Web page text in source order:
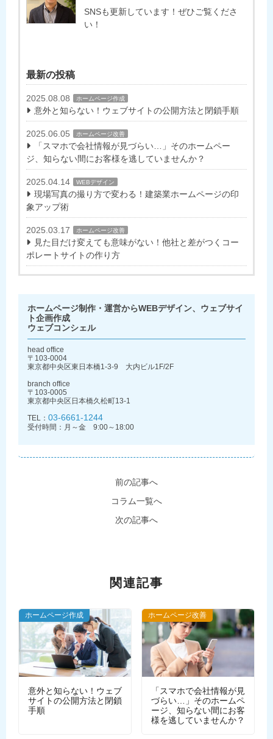
SNSも更新しています！ぜひご覧くださ
い！
最新の投稿
2025.08.08 ホームページ作成
意外と知らない！ウェブサイトの公開方法と閉鎖手順
2025.06.05 ホームページ改善
「スマホで会社情報が見づらい…」そのホームペー
ジ、知らない間にお客様を逃していませんか？
2025.04.14 WEBデザイン
現場写真の撮り方で変わる！建築業ホームページの印
象アップ術
2025.03.17 ホームページ改善
見た目だけ変えても意味がない！他社と差がつくコー
ポレートサイトの作り方
ホームページ制作・運営からWEBデザイン、ウェブサイ
ト企画作成
ウェブコンシェル
head office
〒103-0004
東京都中央区東日本橋1-3-9 大内ビル1F/2F
branch office
〒103-0005
東京都中央区日本橋久松町13-1
TEL： 03-6661-1244
受付時間：月～金 9:00～18:00
前の記事へ
コラム一覧へ
次の記事へ
関連記事
ホームページ作成
意外と知らない！ウェブ
サイトの公開方法と閉鎖
手順
ホームページ改善
「スマホで会社情報が見
づらい…」そのホームペ
ージ、知らない間にお客
様を逃していませんか？